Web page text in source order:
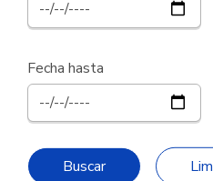
Fecha hasta